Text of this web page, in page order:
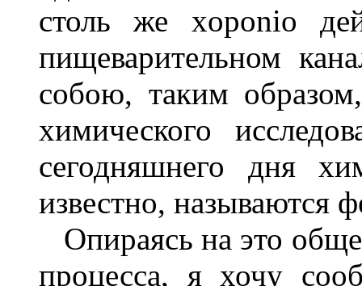
столь же xoponio
пищеварительном
собою, таким
химического
сегодняшнего дня
известно, называются
Опираясь на это
процесса, я хочу